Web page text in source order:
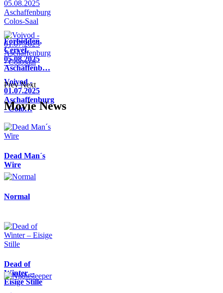
Forbidden,
Cervet,
05.08.2025
Aschaffenb…
Voivod -
01.07.2025
Aschaffenburg
- Colo…
Prev Next
Movie News
Dead Man´s
Wire
Normal
Dead of
Winter –
Eisige Stille